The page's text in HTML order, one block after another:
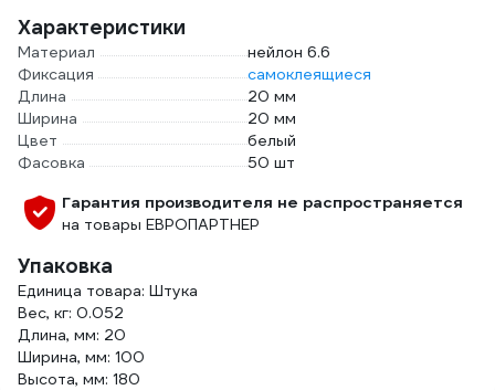
Характеристики
Материал
нейлон 6.6
Фиксация
самоклеящиеся
Длина
20 мм
Ширина
20 мм
Цвет
белый
Фасовка
50 шт
Гарантия производителя не распространяется
на товары ЕВРОПАРТНЕР
Упаковка
Единица товара: Штука
Вес, кг: 0.052
Длина, мм: 20
Ширина, мм: 100
Высота, мм: 180